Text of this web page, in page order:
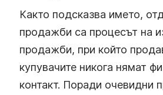
Както подсказва името,
продажби са процесът на
продажби, при който
купувачите никога нямат
контакт. Поради очевидни